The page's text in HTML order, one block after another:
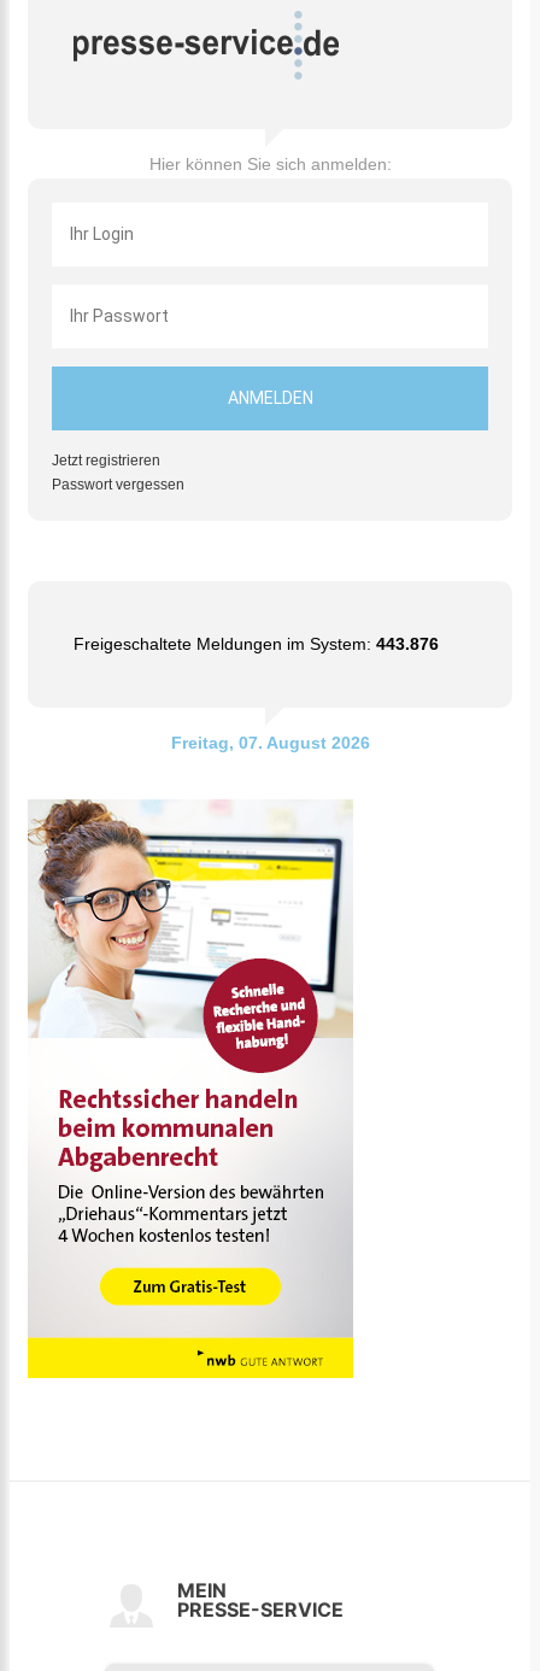
Hier können Sie sich anmelden:
Jetzt registrieren
Passwort vergessen
Freigeschaltete Meldungen im System: 443.876
Freitag, 07. August 2026
MEIN
PRESSE-SERVICE